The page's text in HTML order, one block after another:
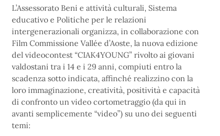
L’Assessorato Beni e attività culturali, Sistema
educativo e Politiche per le relazioni
intergenerazionali organizza, in collaborazione con
Film Commissione Vallée d’Aoste, la nuova edizione
del videocontest “CIAK4YOUNG” rivolto ai giovani
valdostani tra i 14 e i 29 anni, compiuti entro la
scadenza sotto indicata, affinché realizzino con la
loro immaginazione, creatività, positività e capacità
di confronto un video cortometraggio (da qui in
avanti semplicemente “video”) su uno dei seguenti
temi: